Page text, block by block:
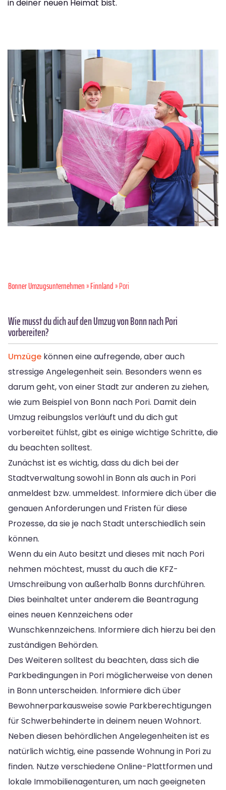
in deiner neuen Heimat bist.
Bonner Umzugsunternehmen»Finnland» Pori
Wie musst du dich auf den Umzug von Bonn nach Pori
vorbereiten?
Umzüge können eine aufregende, aber auch
stressige Angelegenheit sein. Besonders wenn es
darum geht, von einer Stadt zur anderen zu ziehen,
wie zum Beispiel von Bonn nach Pori. Damit dein
Umzug reibungslos verläuft und du dich gut
vorbereitet fühlst, gibt es einige wichtige Schritte, die
du beachten solltest.
Zunächst ist es wichtig, dass du dich bei der
Stadtverwaltung sowohl in Bonn als auch in Pori
anmeldest bzw. ummeldest. Informiere dich über die
genauen Anforderungen und Fristen für diese
Prozesse, da sie je nach Stadt unterschiedlich sein
können.
Wenn du ein Auto besitzt und dieses mit nach Pori
nehmen möchtest, musst du auch die KFZ-
Umschreibung von außerhalb Bonns durchführen.
Dies beinhaltet unter anderem die Beantragung
eines neuen Kennzeichens oder
Wunschkennzeichens. Informiere dich hierzu bei den
zuständigen Behörden.
Des Weiteren solltest du beachten, dass sich die
Parkbedingungen in Pori möglicherweise von denen
in Bonn unterscheiden. Informiere dich über
Bewohnerparkausweise sowie Parkberechtigungen
für Schwerbehinderte in deinem neuen Wohnort.
Neben diesen behördlichen Angelegenheiten ist es
natürlich wichtig, eine passende Wohnung in Pori zu
finden. Nutze verschiedene Online-Plattformen und
lokale Immobilienagenturen, um nach geeigneten